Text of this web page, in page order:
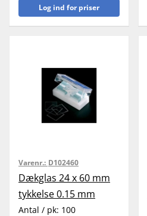
Log ind for priser
Varenr.: D102460
Dækglas 24 x 60 mm
tykkelse 0.15 mm
Antal / pk: 100